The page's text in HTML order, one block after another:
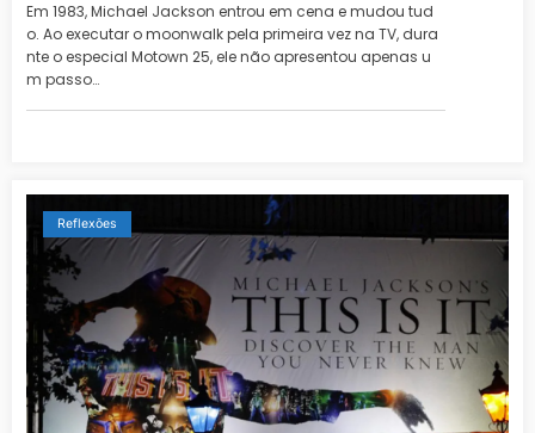
Em 1983, Michael Jackson entrou em cena e mudou tud
o. Ao executar o moonwalk pela primeira vez na TV, dura
nte o especial Motown 25, ele não apresentou apenas u
m passo…
Reflexões